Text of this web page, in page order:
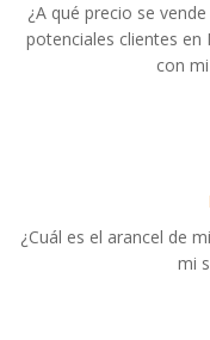
¿A qué precio se
potenciales clientes en
con
¿Cuál es el arancel de
mi